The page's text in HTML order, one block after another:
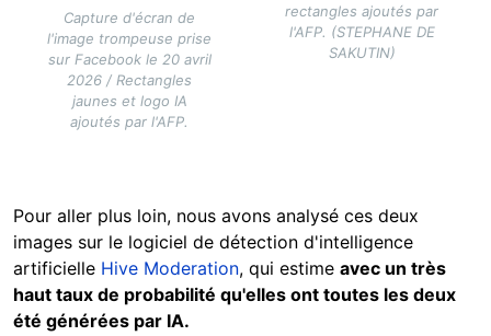
Capture d'écran de
l'image trompeuse prise
sur Facebook le 20 avril
2026 / Rectangles
jaunes et logo IA
ajoutés par l'AFP.
rectangles ajoutés par
l'AFP. (STEPHANE DE
SAKUTIN)
Pour aller plus loin, nous avons analysé ces deux
images sur le logiciel de détection d'intelligence
artificielle Hive Moderation, qui estime avec un très
haut taux de probabilité qu'elles ont toutes les deux
été générées par IA.